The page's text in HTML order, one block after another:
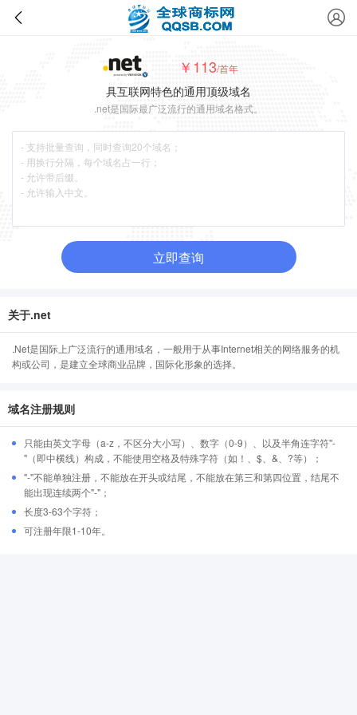
￥113/首年
具互联网特色的通用顶级域名
.net是国际最广泛流行的通用域名格式。
立即查询
关于.net
.Net是国际上广泛流行的通用域名，一般用于从事Internet相关的网络服务的机
构或公司，是建立全球商业品牌，国际化形象的选择。
域名注册规则
只能由英文字母（a-z，不区分大小写）、数字（0-9）、以及半角连字符"-
"（即中横线）构成，不能使用空格及特殊字符（如！、$、&、?等）；
"-"不能单独注册，不能放在开头或结尾，不能放在第三和第四位置，结尾不
能出现连续两个"-"；
长度3-63个字符；
可注册年限1-10年。